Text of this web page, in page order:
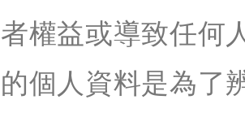
權益或導致任何
個人資料是為了